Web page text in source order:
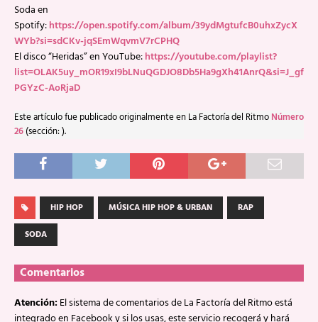
Soda en
Spotify:https://open.spotify.com/album/39ydMgtufcB0uhxZycX
WYb?si=sdCKv-jqSEmWqvmV7rCPHQ
El disco “Heridas” en YouTube:https://youtube.com/playlist?
list=OLAK5uy_mOR19xI9bLNuQGDJO8Db5Ha9gXh41AnrQ&si=J_gf
PGYzC-AoRjaD
Este artículo fue publicado originalmente en La Factoría del Ritmo Número
26 (sección: ).
HIP HOP MÚSICA HIP HOP & URBAN
RAP
SODA
Comentarios
Atención:El sistema de comentarios de La Factoría del Ritmo está